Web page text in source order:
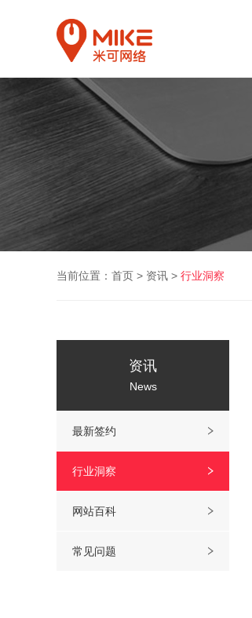
当前位置： 首页 > 资讯 > 行业洞察
资讯
News
最新签约
行业洞察
网站百科
常见问题